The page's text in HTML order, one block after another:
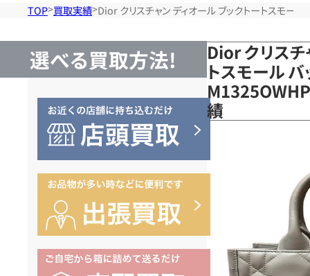
TOP 買取実績 Dior クリスチャン ディオール ブックトートスモー
選べる買取方法!
Dior クリスチ
トスモール バ
績